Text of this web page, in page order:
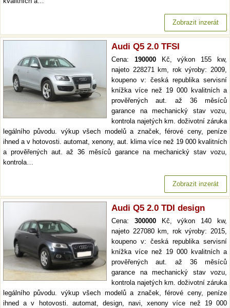
Zobrazit inzerát
Audi Q5 2.0 TFSI
Cena: 190000Kč, výkon 155 kw,
najeto 228271 km, rok výroby: 2009,
koupeno v: česká republika servisní
knížka více než 19 000 kvalitních a
prověřených aut. až 36 měsíců
garance na mechanický stav vozu,
kontrola najetých km. doživotní záruka
legálního původu. výkup všech modelů a značek, férové ceny, peníze
ihned a v hotovosti. automat, xenony, aut. klima více než 19 000 kvalitních
a prověřených aut. až 36 měsíců garance na mechanický stav vozu,
kontrola…
Zobrazit inzerát
Audi Q5 2.0 TDI design
Cena: 300000Kč, výkon 140 kw,
najeto 227080 km, rok výroby: 2015,
koupeno v: česká republika servisní
knížka více než 19 000 kvalitních a
prověřených aut. až 36 měsíců
garance na mechanický stav vozu,
kontrola najetých km. doživotní záruka
legálního původu. výkup všech modelů a značek, férové ceny, peníze
ihned a v hotovosti. automat, design, navi, xenony více než 19 000